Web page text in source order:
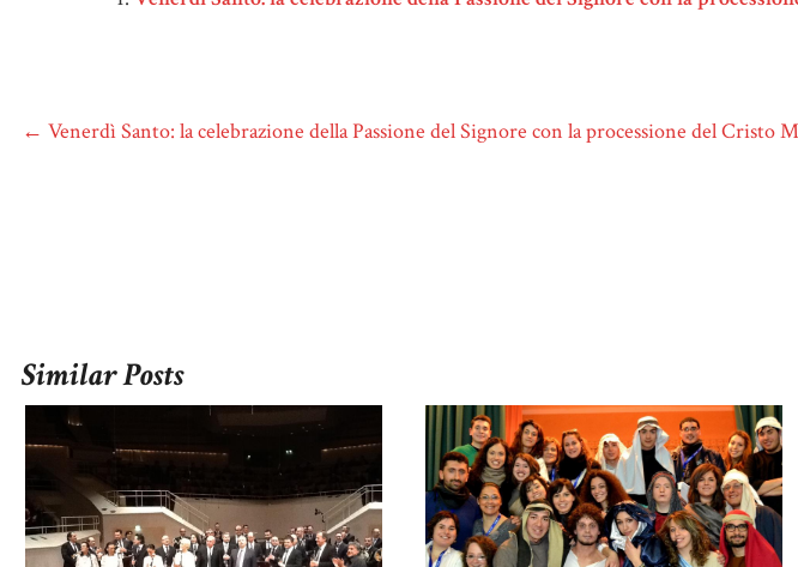
← Venerdì Santo: la celebrazione della Passione del Signore con la processione del Cristo
Similar Posts